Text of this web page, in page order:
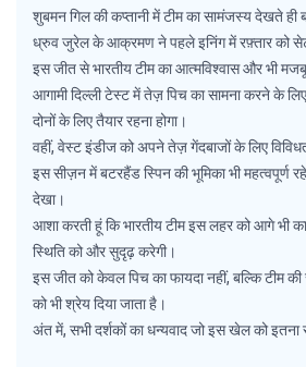
शुबमन गिल की कप्तानी में टीम का सामंजस्य देखते ही
ध्रुव जुरेल के आक्रमण ने पहले इनिंग में रफ़्तार को
इस जीत से भारतीय टीम का आत्मविश्वास और भी
आगामी दिल्ली टेस्ट में तेज़ पिच का सामना करने के
दोनों के लिए तैयार रहना होगा।
वहीं, वेस्ट इंडीज को अपने तेज़ गेंदबाजों के लिए
इस सीज़न में बटरहैंड स्पिन की भूमिका भी महत्वपूर्ण
देखा।
आशा करती हूं कि भारतीय टीम इस लहर को आगे भी
स्थिति को और सुदृढ़ करेगी।
इस जीत को केवल पिच का फायदा नहीं, बल्कि टीम
को भी श्रेय दिया जाता है।
अंत में, सभी दर्शकों का धन्यवाद जो इस खेल को इतना